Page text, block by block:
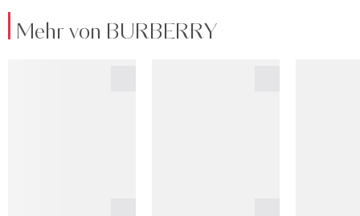
Mehr von BURBERRY